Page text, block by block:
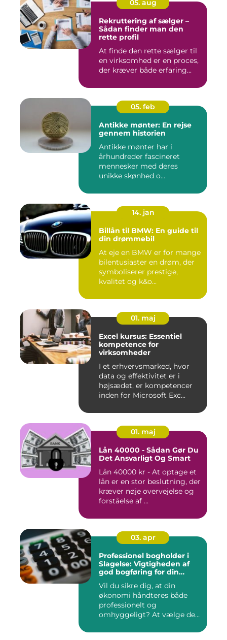
05. aug
Rekruttering af sælger –
Sådan finder man den
rette profil
At finde den rette sælger til
en virksomhed er en proces,
der kræver både erfaring...
05. feb
Antikke mønter: En rejse
gennem historien
Antikke mønter har i
århundreder fascineret
mennesker med deres
unikke skønhed o...
14. jan
Billån til BMW: En guide til
din drømmebil
At eje en BMW er for mange
bilentusiaster en drøm, der
symboliserer prestige,
kvalitet og k&o...
01. maj
Excel kursus: Essentiel
kompetence for
virksomheder
I et erhvervsmarked, hvor
data og effektivitet er i
højsædet, er kompetencer
inden for Microsoft Exc...
01. maj
Lån 40000 - Sådan Gør Du
Det Ansvarligt Og Smart
Lån 40000 kr - At optage et
lån er en stor beslutning, der
kræver nøje overvejelse og
forståelse af ...
03. apr
Professionel bogholder i
Slagelse: Vigtigheden af
god bogføring for din
Vil du sikre dig, at din
økonomi håndteres både
professionelt og
omhyggeligt? At vælge den